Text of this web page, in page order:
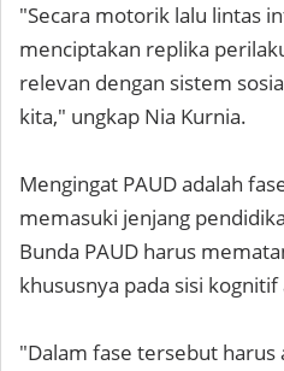
"Secara motorik lalu lintas
menciptakan replika
relevan dengan sistem
kita," ungkap Nia Kurnia.
Mengingat PAUD adalah
memasuki jenjang
Bunda PAUD harus
khususnya pada sisi kognitif
"Dalam fase tersebut harus